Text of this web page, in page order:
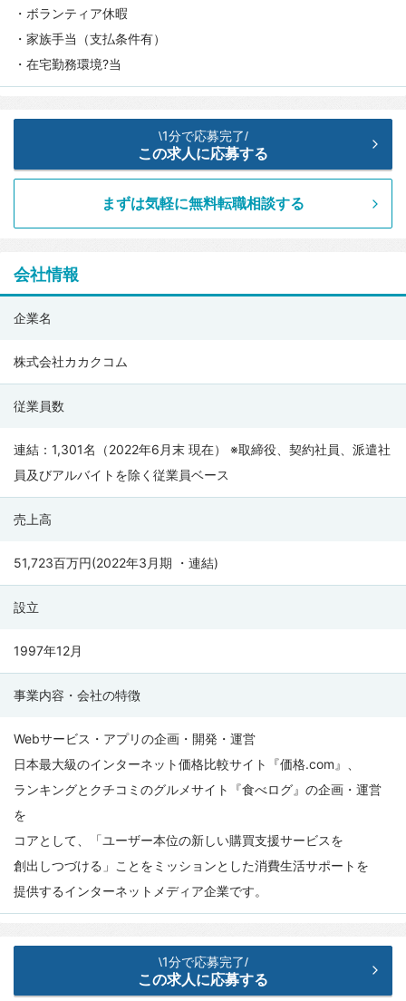
・ボランティア休暇
・家族手当（支払条件有）
・在宅勤務環境?当
まずは気軽に無料転職相談する
\1分で応募完了/
この求人に応募する
会社情報
社
社
企業名
株式会社カカクコム
従業員数
連結：1,301名（2022年6月末 現在） ※取締役、契約社員、派遣社
員及びアルバイトを除く従業員ベース
売上高
51,723百万円(2022年3月期 ・連結)
設立
1997年12月
事業内容・会社の特徴
Webサービス・アプリの企画・開発・運営
日本最大級のインターネット価格比較サイト『価格.com』、
ランキングとクチコミのグルメサイト『食べログ』の企画・運営
を
コアとして、「ユーザー本位の新しい購買支援サービスを
創出しつづける」ことをミッションとした消費生活サポートを
提供するインターネットメディア企業です。
\1分で応募完了/
この求人に応募する